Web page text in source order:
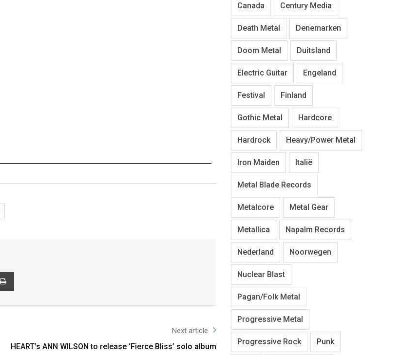
Next article
HEART’s ANN WILSON to release ‘Fierce Bliss’ solo album
Canada Century Media
Death Metal Denemarken
Doom Metal Duitsland
Electric Guitar Engeland
Festival Finland
Gothic Metal Hardcore
Hardrock Heavy/Power Metal
Iron Maiden Italië
Metal Blade Records
Metalcore Metal Gear
Metallica Napalm Records
Nederland Noorwegen
Nuclear Blast
Pagan/Folk Metal
Progressive Metal
Progressive Rock Punk